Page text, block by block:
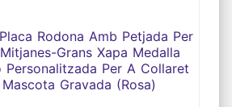
PERSONALITZADA
GOS GAT
GRAVADA (ROSA)